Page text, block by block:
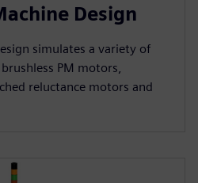
Design
simulates a variety of
PM motors,
reluctance motors and